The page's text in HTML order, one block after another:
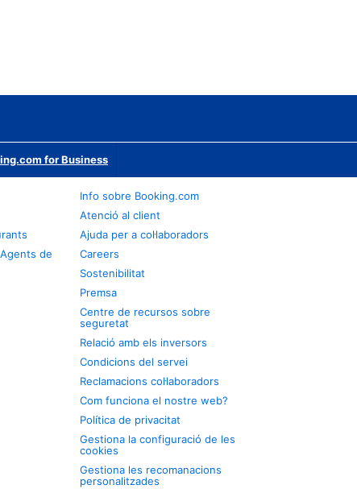
for Business
de
Info sobre Booking.com
Atenció al client
Ajuda per a col·laboradors
Careers
Sostenibilitat
Premsa
Centre de recursos sobre
seguretat
Relació amb els inversors
Condicions del servei
Reclamacions col·laboradors
Com funciona el nostre web?
Política de privacitat
Gestiona la configuració de les
cookies
Gestiona les recomanacions
personalitzades